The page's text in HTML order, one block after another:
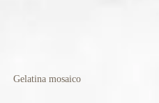
Gelatina mosaico